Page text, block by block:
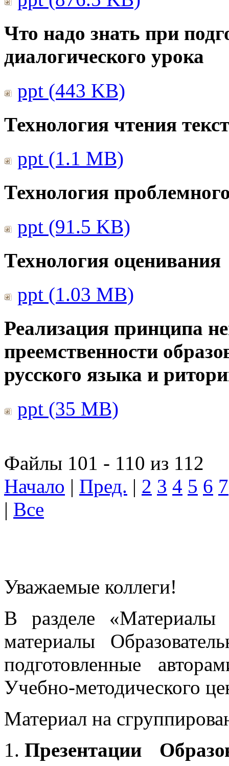
Что надо знать при
диалогического урока
ppt (443 KB)
Технология чтения
ppt (1.1 MB)
Технология
ppt (91.5 KB)
Технология оценивания
ppt (1.03 MB)
Реализация принципа
преемственности
русского языка и
ppt (35 MB)
Файлы 101 - 110 из 112
Начало | Пред. | 2 3 4 5 6 7
| Все
Уважаемые коллеги!
В разделе «Материалы
материалы
подготовленные
Учебно-методического
Материал на
Презентации